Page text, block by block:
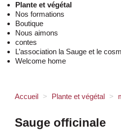
Plante et végétal
Nos formations
Boutique
Nous aimons
contes
L’association la Sauge et le
Welcome home
Accueil > Plante et végétal >
Sauge officinale